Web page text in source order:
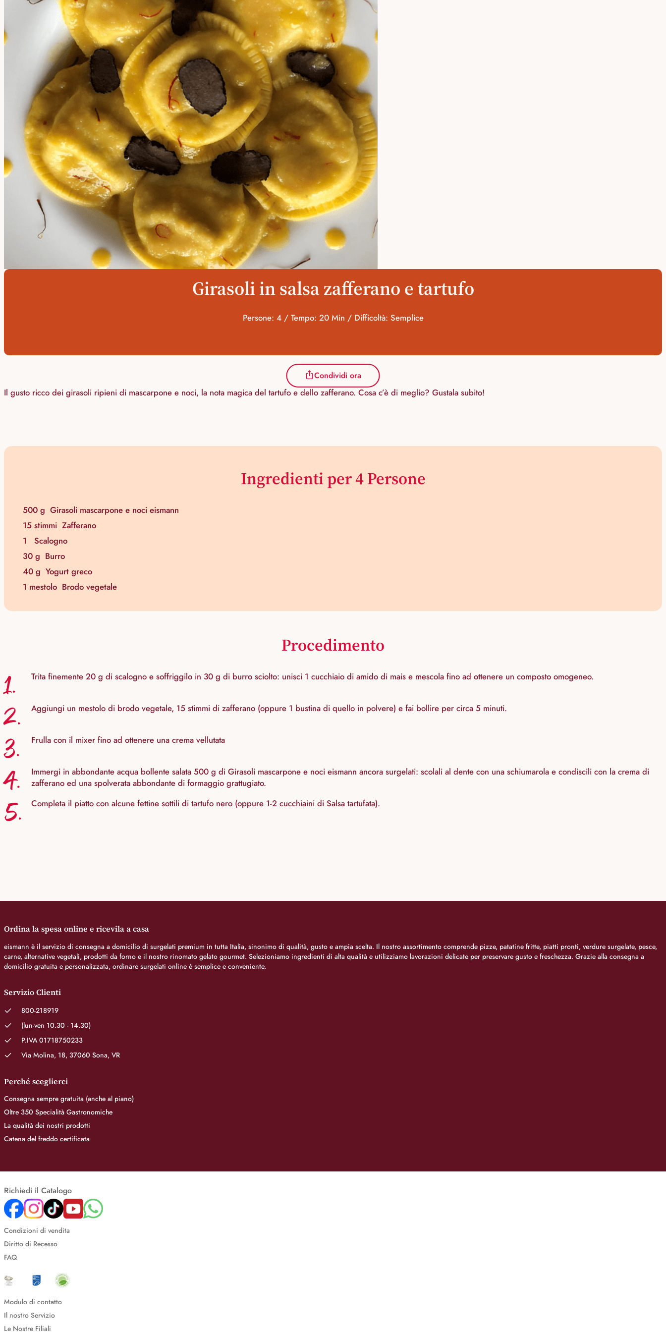
Girasoli in salsa zafferano e tartufo
Persone: 4 / Tempo: 20 Min / Difficoltà: Semplice
Condividi ora
Il gusto ricco dei girasoli ripieni di mascarpone e noci, la nota magica del tartufo e dello zafferano. Cosa c’è di meglio? Gustala subito!
Ingredienti per 4 Persone
500 g Girasoli mascarpone e noci eismann
15 stimmi Zafferano
1
Scalogno
30 g Burro
40 g Yogurt greco
1 mestolo Brodo vegetale
Procedimento
1. Trita finemente 20 g di scalogno e soffriggilo in 30 g di burro sciolto: unisci 1 cucchiaio di amido di mais e mescola fino ad ottenere un composto omogeneo.
2. Aggiungi un mestolo di brodo vegetale, 15 stimmi di zafferano (oppure 1 bustina di quello in polvere) e fai bollire per circa 5 minuti.
3. Frulla con il mixer fino ad ottenere una crema vellutata
4.
Immergi in abbondante acqua bollente salata 500 g di Girasoli mascarpone e noci eismann ancora surgelati: scolali al dente con una schiumarola e condiscili con la crema di
zafferano ed una spolverata abbondante di formaggio grattugiato.
5. Completa il piatto con alcune fettine sottili di tartufo nero (oppure 1-2 cucchiaini di Salsa tartufata).
Ordina la spesa online e ricevila a casa
eismann è il servizio di consegna a domicilio di surgelati premium in tutta Italia, sinonimo di qualità, gusto e ampia scelta. Il nostro assortimento comprende pizze, patatine fritte, piatti pronti, verdure surgelate, pesce,
carne, alternative vegetali, prodotti da forno e il nostro rinomato gelato gourmet. Selezioniamo ingredienti di alta qualità e utilizziamo lavorazioni delicate per preservare gusto e freschezza. Grazie alla consegna a
domicilio gratuita e personalizzata, ordinare surgelati online è semplice e conveniente.
Servizio Clienti
800-218919
(lun-ven 10.30 - 14.30)
P.IVA 01718750233
Via Molina, 18, 37060 Sona, VR
Perché sceglierci
Consegna sempre gratuita (anche al piano)
Oltre 350 Specialità Gastronomiche
La qualità dei nostri prodotti
Catena del freddo certificata
Richiedi il Catalogo
Condizioni di vendita
Diritto di Recesso
FAQ
Modulo di contatto
Il nostro Servizio
Le Nostre Filiali